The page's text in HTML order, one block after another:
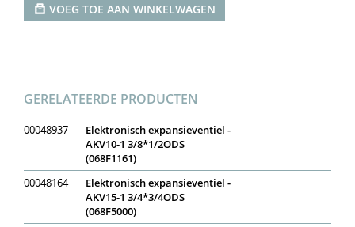
VOEG TOE AAN WINKELWAGEN
GERELATEERDE PRODUCTEN
00048937
Elektronisch expansieventiel -
AKV10-1 3/8*1/2ODS
(068F1161)
00048164
Elektronisch expansieventiel -
AKV15-1 3/4*3/4ODS
(068F5000)